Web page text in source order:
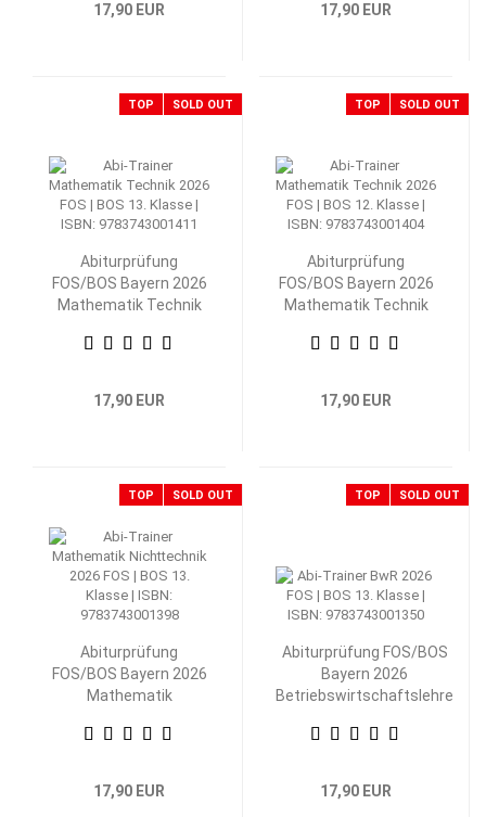
17,90 EUR 17,90 EUR
TOP SOLD OUT
Abiturprüfung
FOS/BOS Bayern 2026
Mathematik Technik
17,90 EUR
TOP SOLD OUT
Abiturprüfung
FOS/BOS Bayern 2026
Mathematik Technik
17,90 EUR
TOP SOLD OUT
Abiturprüfung
FOS/BOS Bayern 2026
Mathematik
Klasse
17,90 EUR
TOP SOLD OUT
Abiturprüfung FOS/BOS
Bayern 2026
Betriebswirtschaftslehre
Klasse
17,90 EUR